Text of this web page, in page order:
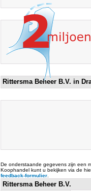
Rittersma Beheer B.V. in
De onderstaande gegevens zijn een
Koophandel kunt u bekijken via de
feedback-formulier.
Rittersma Beheer B.V.